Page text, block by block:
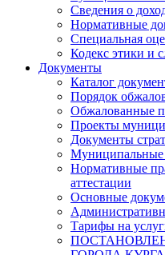
Сведения о
Нормативные
Специальная
Кодекс этики и
Документы
Каталог
Порядок
Обжалованные
Проекты
Документы
Нормативные
аттестации
Основные
Тарифы на